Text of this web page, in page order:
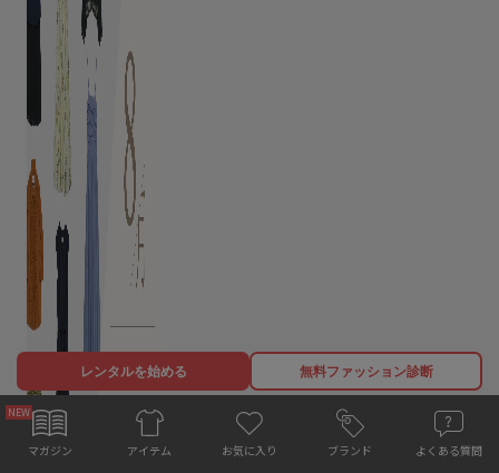
マガジン アイテム お気に入り ブランド よくある質問
レンタルを始める 無料ファッション診断